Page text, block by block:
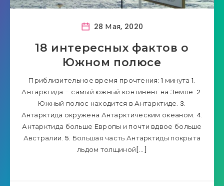
28 Мая, 2020
18 интересных фактов о
Южном полюсе
Приблизительное время прочтения: 1 минута 1.
Антарктида – самый южный континент на Земле. 2.
Южный полюс находится в Антарктиде. 3.
Антарктида окружена Антарктическим океаном. 4.
Антарктида больше Европы и почти вдвое больше
Австралии. 5. Большая часть Антарктиды покрыта
льдом толщиной[…]